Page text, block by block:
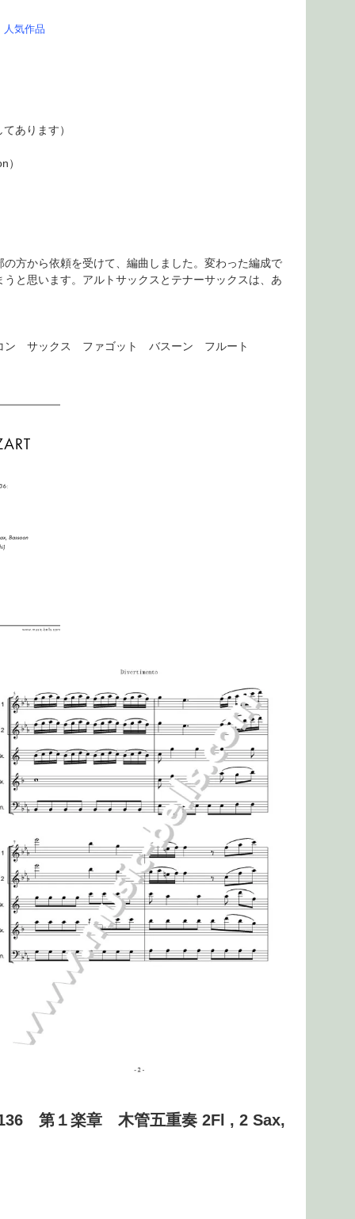
人気作品
あります）
）
方から依頼を受けて、編曲しました。変わった編成で
と思います。アルトサックスとテナーサックスは、あ
コン サックス ファゴット バスーン フルート
第１楽章 木管五重奏 2Fl , 2 Sax,